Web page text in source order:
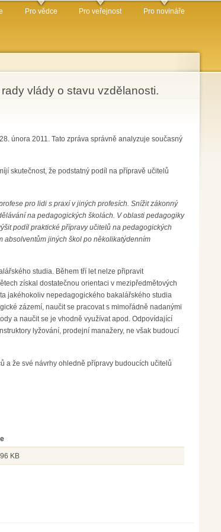
Pro vědce Pro veřejnost Pro novináře
vlády o stavu vzdělanosti.
února 2011. Tato zpráva správně analyzuje současný
skutečnost, že podstatný podíl na přípravě učitelů
pro lidi s praxí v jiných profesích. Snížit zákonný
na pedagogických školách. V oblasti pedagogiky
podíl praktické přípravy učitelů na pedagogických
absolventům jiných škol po několikatýdenním
studia. Během tří let nelze připravit
získal dostatečnou orientaci v mezipředmětových
jakéhokoliv nepedagogického bakalářského studia
zázemí, naučit se pracovat s mimořádně nadanými
a naučit se je vhodně využívat apod. Odpovídající
lyžování, prodejní manažery, ne však budoucí
a že své návrhy ohledně přípravy budoucích učitelů
KB